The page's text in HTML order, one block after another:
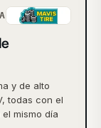
y de alto
todas con el
mismo día